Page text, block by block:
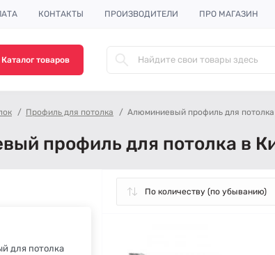
КОНТАКТЫ ПРОИЗВОДИТЕЛИ ПРО МАГАЗИН
Каталог товаров
Профиль для потолка Алюминиевый профиль для потолка
профиль для потолка в
для потолка